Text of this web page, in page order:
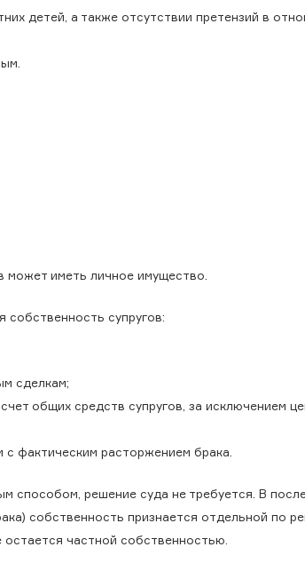
детей, а также отсутствии претензий в
может иметь личное имущество.
собственность супругов:
сделкам;
общих средств супругов, за исключением
фактическим расторжением брака.
способом, решение суда не требуется. В
собственность признается отдельной по
частной собственностью.